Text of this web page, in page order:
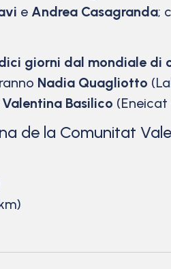
e Andrea Casagranda;
giorni dal mondiale di
Nadia Quagliotto
Valentina Basilico (Eneicat
de la Comunitat